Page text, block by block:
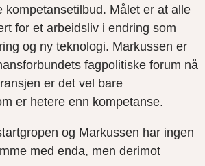
kompetansetilbud. Målet er at alle
for et arbeidsliv i endring som
og ny teknologi. Markussen er
fagpolitiske forum nå
er det vel bare
er hetere enn kompetanse.
og Markussen har ingen
med enda, men derimot